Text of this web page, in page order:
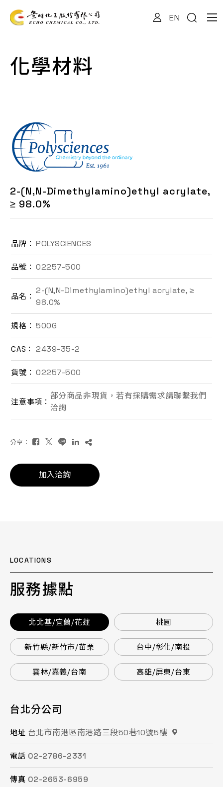
EN
化學材料
2-(N,N-Dimethylamino)ethyl acrylate,
≥ 98.0%
品牌： POLYSCIENCES
品號： 02257-500
品名：
2-(N,N-Dimethylamino)ethyl acrylate, ≥
98.0%
規格： 500G
CAS： 2439-35-2
貨號： 02257-500
注意事項：
部分商品非現貨，若有採購需求請聯繫我們
洽詢
分享：
加入洽詢
LOCATIONS
服務據點
北北基/宜蘭/花蓮 桃園
新竹縣/新竹市/苗栗 台中/彰化/南投
雲林/嘉義/台南 高雄/屏東/台東
台北分公司
地址 台北市南港區南港路三段50巷10號5樓
電話 02-2786-2331
傳真 02-2653-6959
桃園分公司
地址 桃園市平鎮區復興街62號2樓
電話 03-494-6939
傳真 03-493-0687
總公司 / 竹苗分公司
地址 苗栗縣頭份市工業路16號
電話 037-621-088
傳真 037-615-096
台中分公司
地址 台中市南屯區文心路一段218號15F之2
電話 04-2472-8859
傳真 04-2472-8825
台南分公司
地址 台南市永康區鹽洲一街63巷33號
電話 06-243-6589
傳真 06-253-8208
高雄分公司
地址 高雄市鳳山區鳳頂路479號
電話 07-753-9988
傳真 07-753-1958
關於我們
產品資訊
最新消息
檔案下載
EN